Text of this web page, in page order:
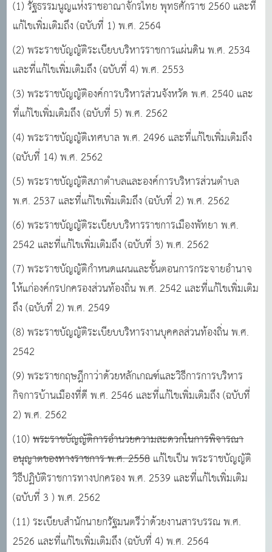
(1) รัฐธรรมนูญแห่งราชอาณาจักรไทย พุทธศักราช 2560 และที่
แก้ไขเพิ่มเติมถึง (ฉบับที่ 1) พ.ศ. 2564
(2) พระราชบัญญัติระเบียบบริหารราชการแผ่นดิน พ.ศ. 2534
และที่แก้ไขเพิ่มเติมถึง (ฉบับที่ 4)พ.ศ. 2553
(3) พระราชบัญญัติองค์การบริหารส่วนจังหวัด พ.ศ. 2540 และ
ที่แก้ไขเพิ่มเติมถึง (ฉบับที่ 5) พ.ศ. 2562
(4) พระราชบัญญัติเทศบาล พ.ศ. 2496 และที่แก้ไขเพิ่มเติมถึง
(ฉบับที่ 14) พ.ศ. 2562
(5) พระราชบัญญัติสภาตําบลและองค์การบริหารส่วนตําบล
พ.ศ. 2537 และที่แก้ไขเพิ่มเติมถึง (ฉบับที่ 2) พ.ศ. 2562
(6) พระราชบัญญัติระเบียบบริหารราชการเมืองพัทยา พ.ศ.
2542 และที่แก้ไขเพิ่มเติมถึง (ฉบับที่ 3)พ.ศ. 2562
(7) พระราชบัญญัติกําหนดแผนและขั้นตอนการกระจายอํานาจ
ให้แก่องค์กรปกครองส่วนท้องถิ่น พ.ศ. 2542 และที่แก้ไขเพิ่มเติม
ถึง (ฉบับที่ 2) พ.ศ. 2549
(8) พระราชบัญญัติระเบียบบริหารงานบุคคลส่วนท้องถิ่น พ.ศ.
2542
(9) พระราชกฤษฎีกาว่าด้วยหลักเกณฑ์และวิธีการการบริหาร
กิจการบ้านเมืองที่ดี พ.ศ. 2546 และที่แก้ไขเพิ่มเติมถึง (ฉบับที่
2) พ.ศ. 2562
(10)พระราชบัญญัติการอํานวยความสะดวกในการพิจารณา
อนุญาตของทางราชการ พ.ศ. 2558แก้ไขเป็น พระราชบัญญัติ
วิธีปฏิบัติราชการทางปกครอง พ.ศ. 2539 และที่แก้ไขเพิ่มเติม
(ฉบับที่ 3 ) พ.ศ. 2562
(11) ระเบียบสํานักนายกรัฐมนตรีว่าด้วยงานสารบรรณ พ.ศ.
2526 และที่แก้ไขเพิ่มเติมถึง (ฉบับที่ 4)พ.ศ. 2564